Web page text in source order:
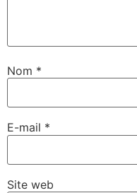
Nom *
E-mail *
Site web